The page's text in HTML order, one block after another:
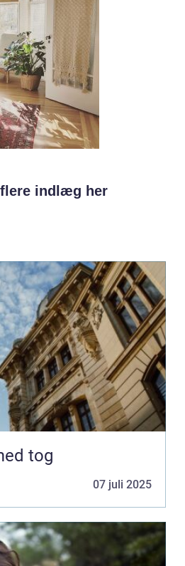
indlæg her
tog
07 juli 2025